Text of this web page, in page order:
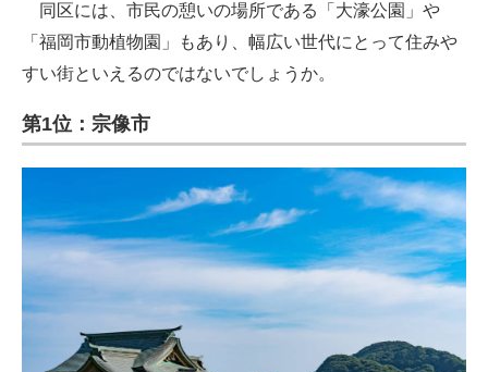
同区には、市民の憩いの場所である「大濠公園」や
「福岡市動植物園」もあり、幅広い世代にとって住みや
すい街といえるのではないでしょうか。
第1位：宗像市